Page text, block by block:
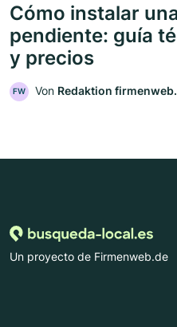
Cómo instalar
pendiente: guía
y precios
FW Von Redaktion
Un proyecto de Firmenweb.de